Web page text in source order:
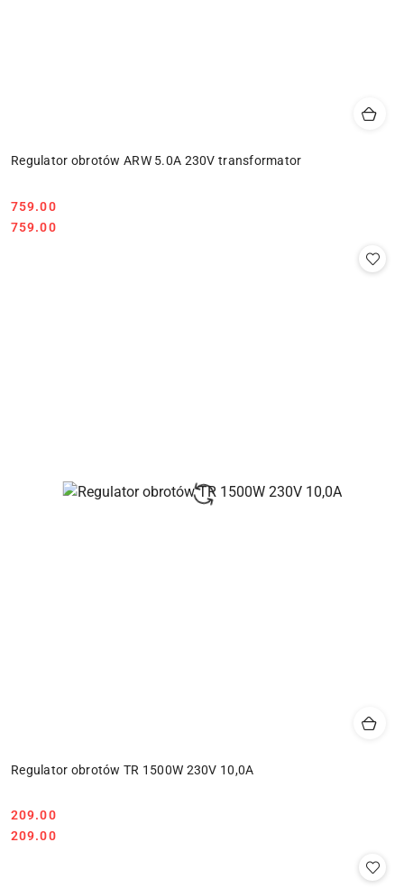
Regulator obrotów ARW 5.0A 230V transformator
Cena:
759.00
Cena:
759.00
Regulator obrotów TR 1500W 230V 10,0A
Cena:
209.00
Cena:
209.00